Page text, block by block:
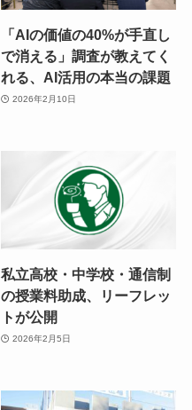
「AIの価値の40%が手直し
で消える」調査が教えてく
れる、AI活用の本当の課題
2026年2月10日
私立高校・中学校・通信制
の授業料助成、リーフレッ
トが公開
2026年2月5日